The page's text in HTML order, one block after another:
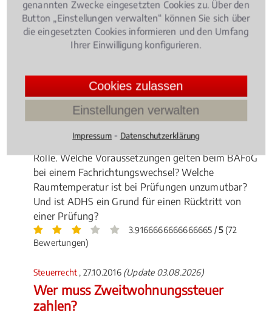
Zulassung zum Studium, Prüfungen,
Studiengebühren - Rund ums das Studium spielen
auch rechtliche Aspekte schon immer eine große
Rolle. Welche Voraussetzungen gelten beim BAFöG
bei einem Fachrichtungswechsel? Welche
Raumtemperatur ist bei Prüfungen unzumutbar?
Und ist ADHS ein Grund für einen Rücktritt von
einer Prüfung?
3.9166666666666665 /5(72
Bewertungen)
Steuerrecht, 27.10.2016 (Update 03.08.2026)
Wer muss Zweitwohnungssteuer
zahlen?
genannten Zwecke eingesetzten Cookies zu. Über den
Button „Einstellungen verwalten“ können Sie sich über
die eingesetzten Cookies informieren und den Umfang
Ihrer Einwilligung konfigurieren.
Cookies zulassen
Einstellungen verwalten
Impressum ⁃ Datenschutzerklärung